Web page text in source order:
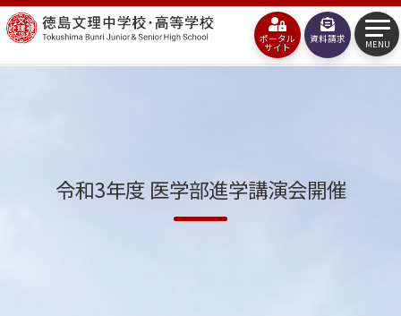
コ
ン
テ
徳
島
ポータル
サイト
資料請求 MENU
令和3年度 医学部進学講演会開催